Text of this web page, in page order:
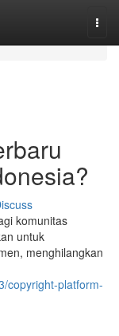
komunitas
untuk
menghilangkan
copyright-platform-